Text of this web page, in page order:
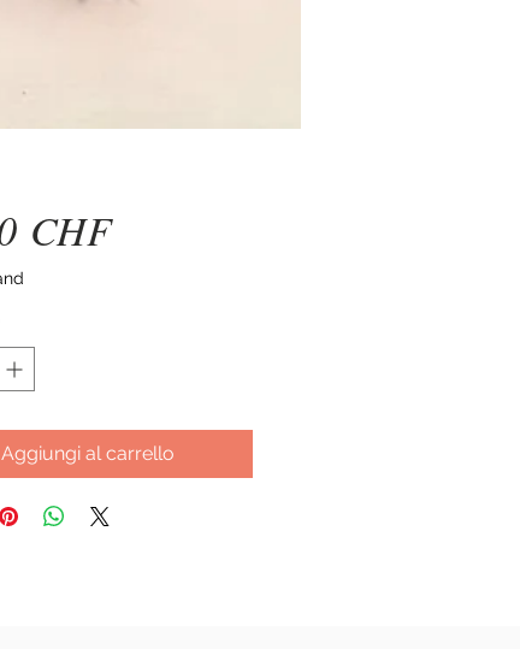
CHFPrezzo
Aggiungi al carrello